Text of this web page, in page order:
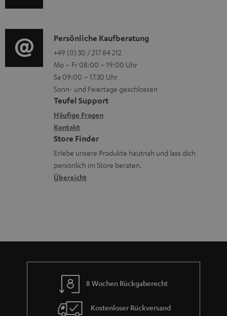
e
n
m
V
e
r
s
a
n
d
e
n
z
u
r
G
a
r
a
n
g
e
r
ä
t
e
R
ü
c
k
m
i
o
-
L
e
x
i
k
o
n
K
o
n
t
a
k
t
d
a
t
Persönliche Kaufberatung
+49 (0) 30 / 217 84 212
Mo – Fr 08:00 – 19:00 Uhr
Sa 09:00 – 17:30 Uhr
Sonn- und Feiertage geschlossen
Teufel Support
Häufige Fragen
Kontakt
Store Finder
Erlebe unsere Produkte hautnah und lass dich
persönlich im Store beraten.
Übersicht
8 Wochen Rückgaberecht
Kostenloser Rückversand